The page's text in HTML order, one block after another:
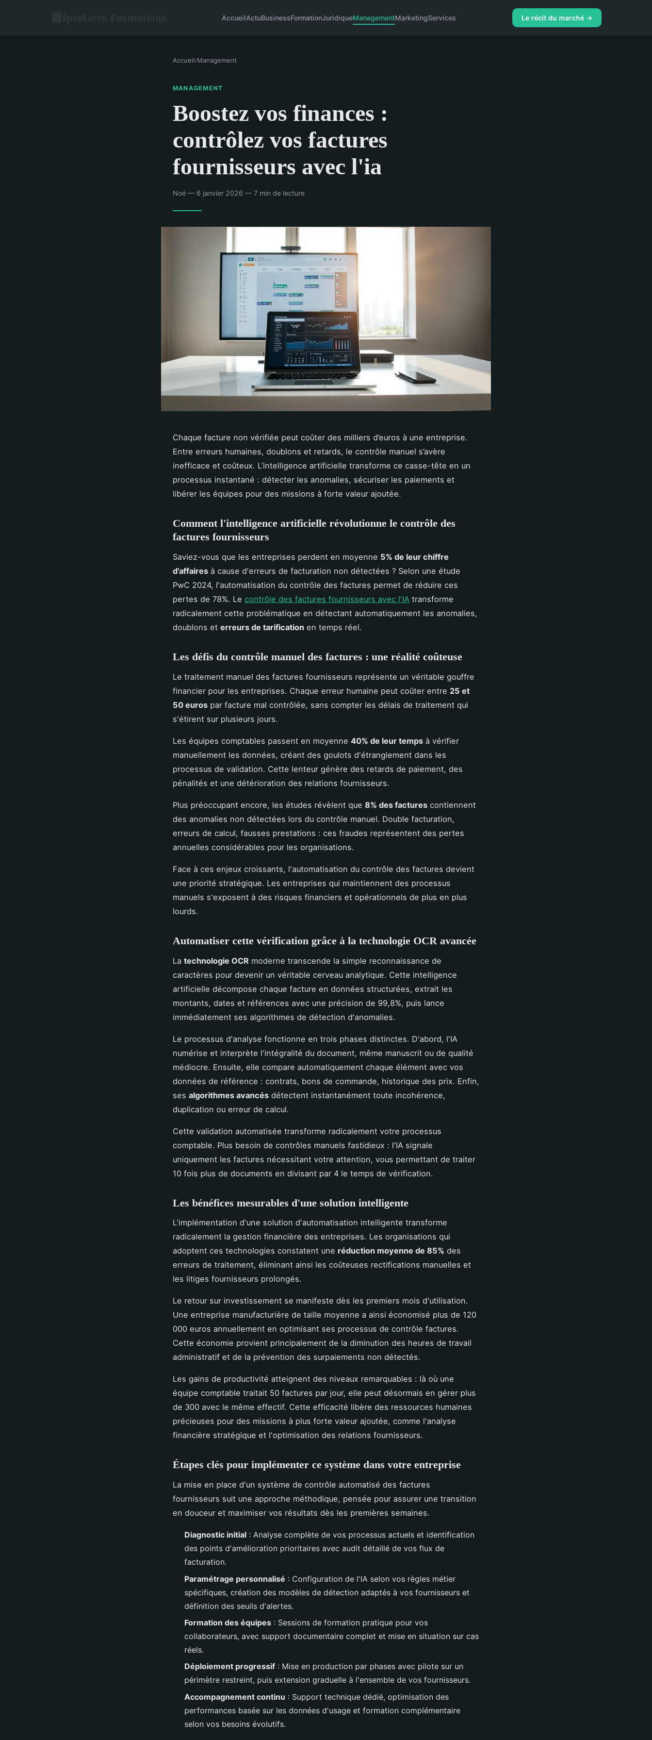
AccueilActuBusinessFormationJuridiqueManagementMarketingServices Le récit du marché →
Accueil›Management
MANAGEMENT
Boostez vos finances :
contrôlez vos factures
fournisseurs avec l'ia
Noé — 6 janvier 2026 — 7 min de lecture
Chaque facture non vérifiée peut coûter des milliers d’euros à une entreprise.
Entre erreurs humaines, doublons et retards, le contrôle manuel s’avère
inefficace et coûteux. L’intelligence artificielle transforme ce casse-tête en un
processus instantané : détecter les anomalies, sécuriser les paiements et
libérer les équipes pour des missions à forte valeur ajoutée.
Comment l'intelligence artificielle révolutionne le contrôle des
factures fournisseurs
Saviez-vous que les entreprises perdent en moyenne 5% de leur chiffre
d'affaires à cause d'erreurs de facturation non détectées ? Selon une étude
PwC 2024, l'automatisation du contrôle des factures permet de réduire ces
pertes de 78%. Le contrôle des factures fournisseurs avec l'IA transforme
radicalement cette problématique en détectant automatiquement les anomalies,
doublons et erreurs de tarification en temps réel.
Les défis du contrôle manuel des factures : une réalité coûteuse
Le traitement manuel des factures fournisseurs représente un véritable gouffre
financier pour les entreprises. Chaque erreur humaine peut coûter entre 25 et
50 euros par facture mal contrôlée, sans compter les délais de traitement qui
s'étirent sur plusieurs jours.
Les équipes comptables passent en moyenne 40% de leur temps à vérifier
manuellement les données, créant des goulots d'étranglement dans les
processus de validation. Cette lenteur génère des retards de paiement, des
pénalités et une détérioration des relations fournisseurs.
Plus préoccupant encore, les études révèlent que 8% des factures contiennent
des anomalies non détectées lors du contrôle manuel. Double facturation,
erreurs de calcul, fausses prestations : ces fraudes représentent des pertes
annuelles considérables pour les organisations.
Face à ces enjeux croissants, l'automatisation du contrôle des factures devient
une priorité stratégique. Les entreprises qui maintiennent des processus
manuels s'exposent à des risques financiers et opérationnels de plus en plus
lourds.
Automatiser cette vérification grâce à la technologie OCR avancée
La technologie OCR moderne transcende la simple reconnaissance de
caractères pour devenir un véritable cerveau analytique. Cette intelligence
artificielle décompose chaque facture en données structurées, extrait les
montants, dates et références avec une précision de 99,8%, puis lance
immédiatement ses algorithmes de détection d'anomalies.
Le processus d'analyse fonctionne en trois phases distinctes. D'abord, l'IA
numérise et interprète l'intégralité du document, même manuscrit ou de qualité
médiocre. Ensuite, elle compare automatiquement chaque élément avec vos
données de référence : contrats, bons de commande, historique des prix. Enfin,
ses algorithmes avancés détectent instantanément toute incohérence,
duplication ou erreur de calcul.
Cette validation automatisée transforme radicalement votre processus
comptable. Plus besoin de contrôles manuels fastidieux : l'IA signale
uniquement les factures nécessitant votre attention, vous permettant de traiter
10 fois plus de documents en divisant par 4 le temps de vérification.
Les bénéfices mesurables d'une solution intelligente
L'implémentation d'une solution d'automatisation intelligente transforme
radicalement la gestion financière des entreprises. Les organisations qui
adoptent ces technologies constatent une réduction moyenne de 85% des
erreurs de traitement, éliminant ainsi les coûteuses rectifications manuelles et
les litiges fournisseurs prolongés.
Le retour sur investissement se manifeste dès les premiers mois d'utilisation.
Une entreprise manufacturière de taille moyenne a ainsi économisé plus de 120
000 euros annuellement en optimisant ses processus de contrôle factures.
Cette économie provient principalement de la diminution des heures de travail
administratif et de la prévention des surpaiements non détectés.
Les gains de productivité atteignent des niveaux remarquables : là où une
équipe comptable traitait 50 factures par jour, elle peut désormais en gérer plus
de 300 avec le même effectif. Cette efficacité libère des ressources humaines
précieuses pour des missions à plus forte valeur ajoutée, comme l'analyse
financière stratégique et l'optimisation des relations fournisseurs.
Étapes clés pour implémenter ce système dans votre entreprise
La mise en place d'un système de contrôle automatisé des factures
fournisseurs suit une approche méthodique, pensée pour assurer une transition
en douceur et maximiser vos résultats dès les premières semaines.
Diagnostic initial : Analyse complète de vos processus actuels et identification
des points d'amélioration prioritaires avec audit détaillé de vos flux de
facturation.
Paramétrage personnalisé : Configuration de l'IA selon vos règles métier
spécifiques, création des modèles de détection adaptés à vos fournisseurs et
définition des seuils d'alertes.
Formation des équipes : Sessions de formation pratique pour vos
collaborateurs, avec support documentaire complet et mise en situation sur cas
réels.
Déploiement progressif : Mise en production par phases avec pilote sur un
périmètre restreint, puis extension graduelle à l'ensemble de vos fournisseurs.
Accompagnement continu : Support technique dédié, optimisation des
performances basée sur les données d'usage et formation complémentaire
selon vos besoins évolutifs.